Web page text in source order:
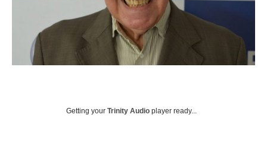
Getting your Trinity Audio player ready...